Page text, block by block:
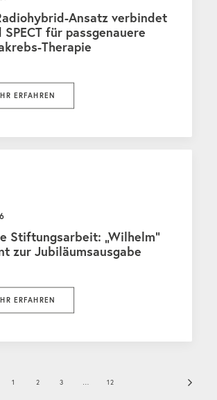
Ansatz verbindet
SPECT für passgenauere
Therapie
ERFAHREN
Stiftungsarbeit: „Wilhelm“
zur Jubiläumsausgabe
ERFAHREN
1 2 3 12